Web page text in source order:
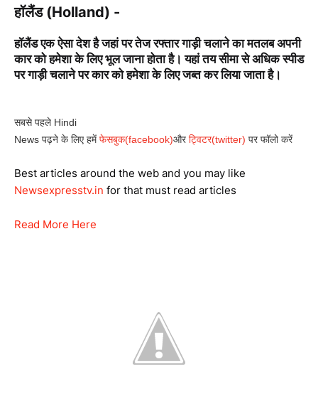
हॉलैंड (Holland) -
हॉलैंड एक ऐसा देश है जहां पर तेज रफ्तार गाड़ी चलाने का मतलब अपनी
कार को हमेशा के लिए भूल जाना होता है। यहां तय सीमा से अधिक स्पीड
पर गाड़ी चलाने पर कार को हमेशा के लिए जब्त कर लिया जाता है।
सबसे पहले Hindi
News पढ़ने के लिए हमें फेसबुक(facebook)और ट्विटर(twitter) पर फॉलो करें
Best articles around the web and you may like
Newsexpresstv.in for that must read articles
Read More Here